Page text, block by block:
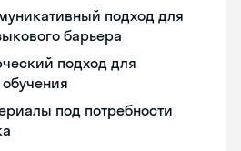
подход для
барьера
подход для
под потребности